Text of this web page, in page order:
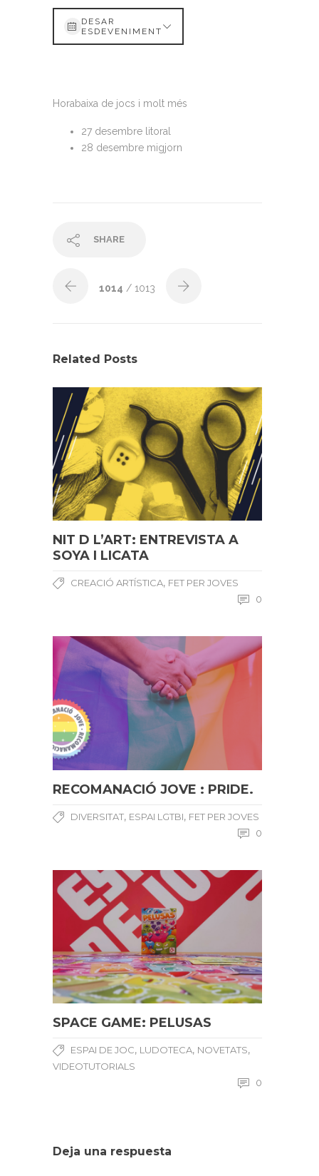
DESAR
ESDEVENIMENT
Horabaixa de jocs i molt més
27 desembre litoral
28 desembre migjorn
SHARE
1014 / 1013
Related Posts
NIT D L’ART: ENTREVISTA A
SOYA I LICATA
CREACIÓ ARTÍSTICA, FET PER JOVES
0
RECOMANACIÓ JOVE : PRIDE.
DIVERSITAT, ESPAI LGTBI, FET PER JOVES
0
SPACE GAME: PELUSAS
ESPAI DE JOC, LUDOTECA, NOVETATS,
VIDEOTUTORIALS
0
Deja una respuesta